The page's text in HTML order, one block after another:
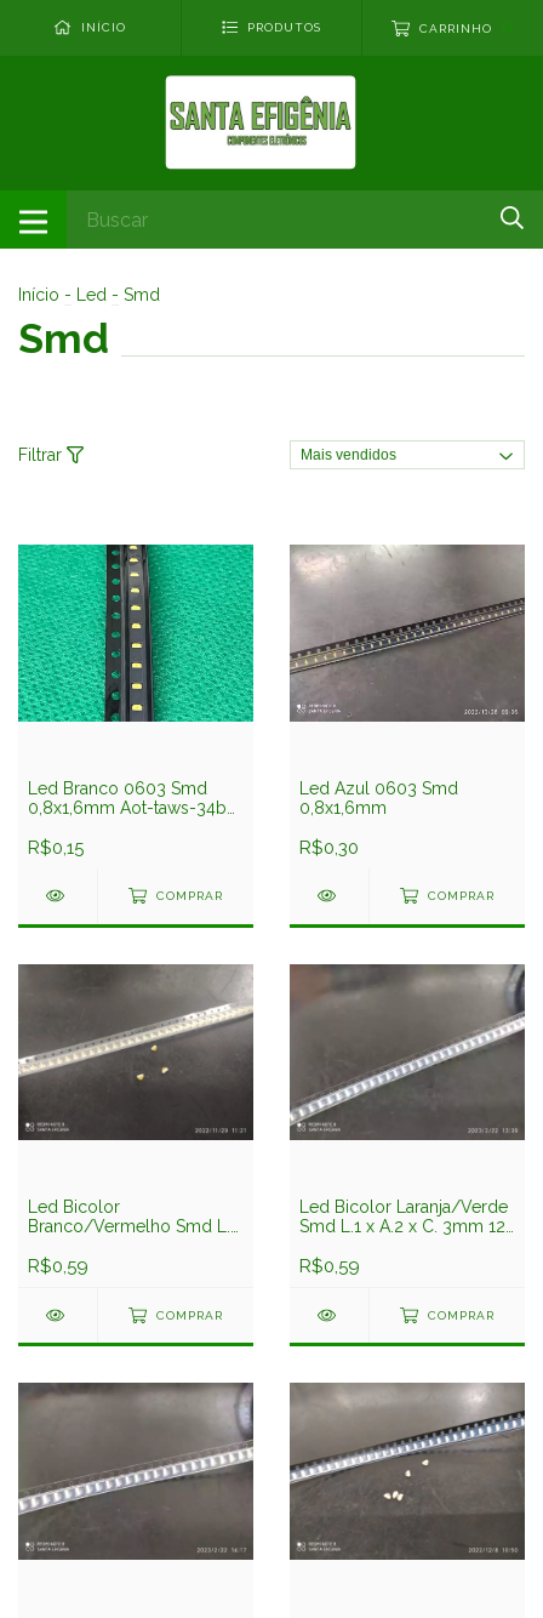
INÍCIO PRODUTOS CARRINHO
Início - Led - Smd
Smd
Filtrar
Led Branco 0603 Smd
0,8x1,6mm Aot-taws-34bc
R$0,15
COMPRAR
Led Azul 0603 Smd
0,8x1,6mm
R$0,30
COMPRAR
Led Bicolor
Branco/Vermelho Smd L.1
22/t7r8d-d30/2c(Aoc-g)
R$0,59
COMPRAR
Led Bicolor Laranja/Verde
Smd L.1 x A.2 x C. 3mm 12-
Everlight
R$0,59
COMPRAR